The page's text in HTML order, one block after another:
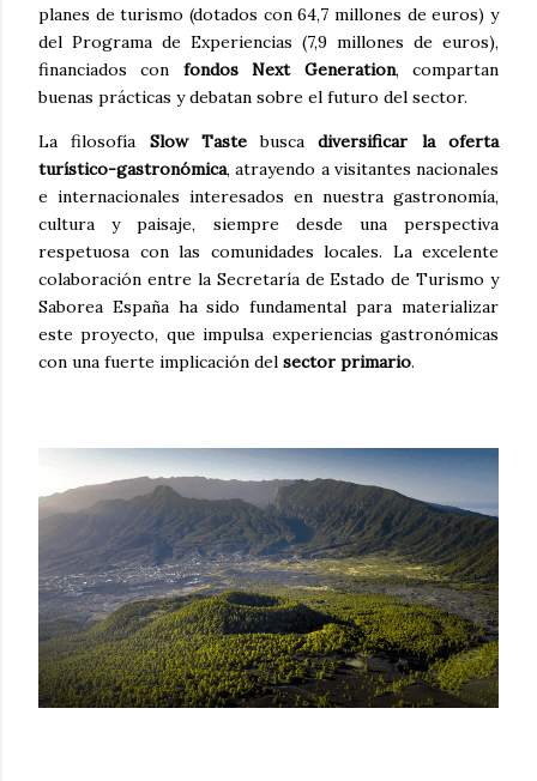
planes de turismo (dotados con 64,7 millones de euros) y
del Programa de Experiencias (7,9 millones de euros),
financiados con fondos Next Generation, compartan
buenas prácticas y debatan sobre el futuro del sector.
La filosofía Slow Tastebuscadiversificar la oferta
turístico-gastronómica, atrayendo a visitantes nacionales
e internacionales interesados en nuestra gastronomía,
cultura y paisaje, siempre desde una perspectiva
respetuosa con las comunidades locales. La excelente
colaboración entre la Secretaría de Estado de Turismo y
Saborea España ha sido fundamental para materializar
este proyecto, que impulsa experiencias gastronómicas
con una fuerte implicación del sector primario.